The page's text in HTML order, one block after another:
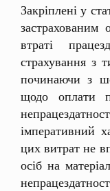
Закріплені у
застрахованим
втраті
страхування з
починаючи з
щодо оплати
імперативний
цих витрат не
осіб на